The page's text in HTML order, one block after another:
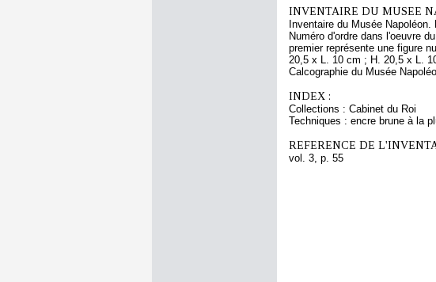
INVENTAIRE DU MUSEE
Inventaire du Musée
Numéro d'ordre dans l'oeuvre
premier représente une figure
20,5 x L. 10 cm ; H. 20,5 x L.
Calcographie du Musée
INDEX :
Collections : Cabinet du Roi
Techniques : encre brune à la
REFERENCE DE
vol. 3, p. 55